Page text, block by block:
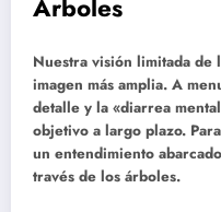
Árboles
Nuestra visión limitada de
imagen más amplia. A
detalle y la «diarrea
objetivo a largo plazo.
un entendimiento
través de los árboles.